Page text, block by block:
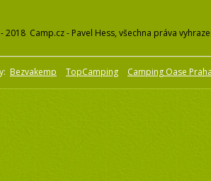
2018 Camp.cz - Pavel Hess, všechna práva
Bezvakemp TopCamping Camping Oase